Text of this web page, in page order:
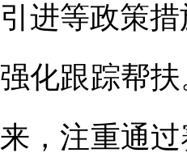
进等政策
强化跟踪帮
，注重通